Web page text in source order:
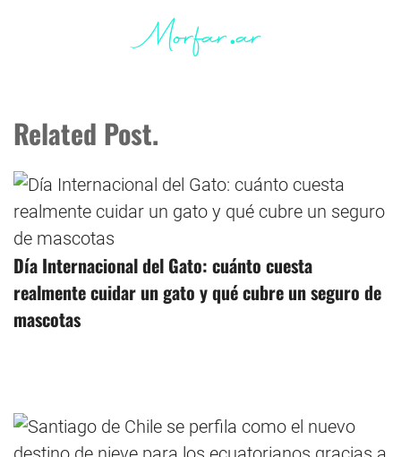
Related Post.
Día Internacional del Gato: cuánto cuesta
realmente cuidar un gato y qué cubre un seguro de
mascotas